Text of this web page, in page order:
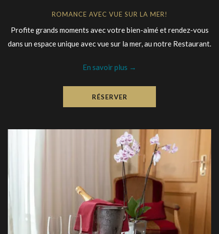
ROMANCE AVEC VUE SUR LA MER!
Profite grands moments avec votre bien-aimé et rendez-vous
dans un espace unique avec vue sur la mer, au notre Restaurant.
En savoir plus
RÉSERVER